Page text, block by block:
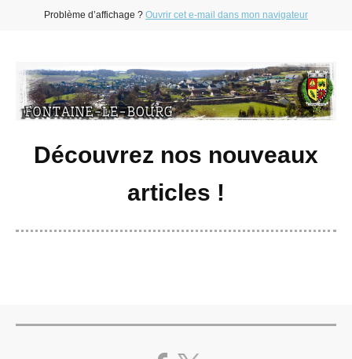
Problème d’affichage ? Ouvrir cet e-mail dans mon navigateur
Découvrez nos nouveaux
articles !